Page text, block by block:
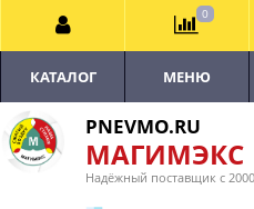
PNEVMO.RU
МАГИМЭКС
Надёжный поставщик с
КАТАЛОГ МЕНЮ
0